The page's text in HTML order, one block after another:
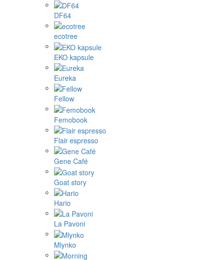
DF64
ecotree
EKO kapsule
Eureka
Fellow
Femobook
Flair espresso
Gene Café
Goat story
Hario
La Pavoni
Mlynko